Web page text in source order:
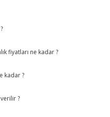
fiyatları ne kadar ?
kadar ?
?